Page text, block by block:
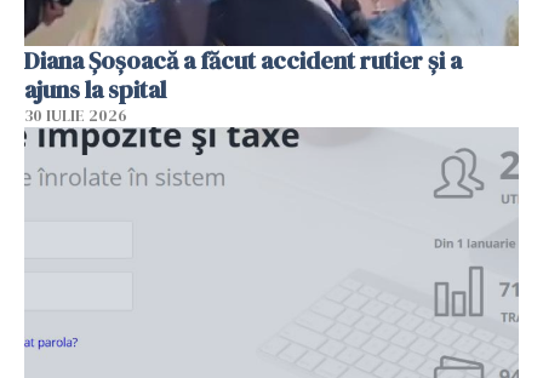
Diana Șoșoacă a făcut accident rutier și a
ajuns la spital
30 IULIE 2026